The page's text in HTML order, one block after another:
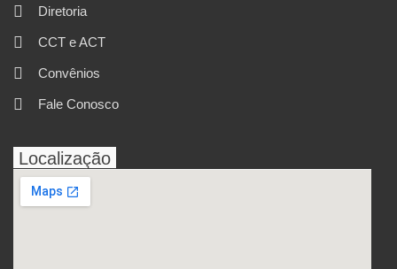
Diretoria
CCT e ACT
Convênios
Fale Conosco
Localização